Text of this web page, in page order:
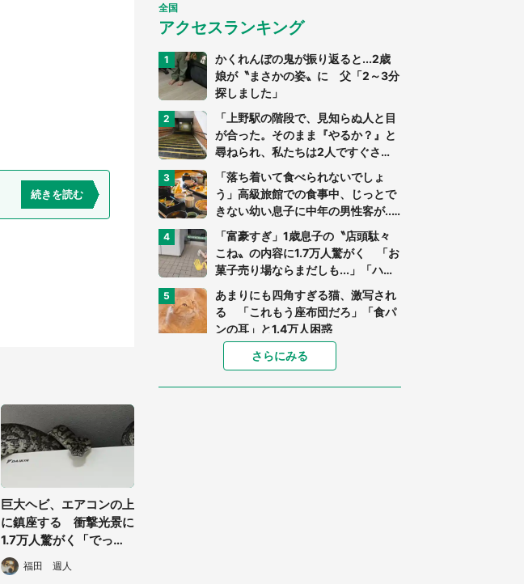
続きを読む
巨大ヘビ、エアコンの上
に鎮座する 衝撃光景に
1.7万人驚がく「でっっ
っっっか」「気絶してま
う」
福田 週人
全国
アクセスランキング
かくれんぼの鬼が振り返ると...2歳
娘が〝まさかの姿〟に 父「2～3分
探しました」
「上野駅の階段で、見知らぬ人と目
が合った。そのまま『やるか？』と
尋ねられ、私たちは2人ですぐさ
ま...」（茨城県・70代男性）
「落ち着いて食べられないでしょ
う」高級旅館での食事中、じっとで
きない幼い息子に中年の男性客が...
（東京都・40代男性）
「富豪すぎ」1歳息子の〝店頭駄々
こね〟の内容に1.7万人驚がく 「お
菓子売り場ならまだしも...」「ハー
あまりにも四角すぎる猫、激写され
る 「これもう座布団だろ」「食パ
ンの耳」と1.4万人困惑
家に〝デカい蛾〟が居座り続けて3
日間...ビビり続けた住人 判明した
〝まさかの正体〟に14万人も困惑
さらにみる